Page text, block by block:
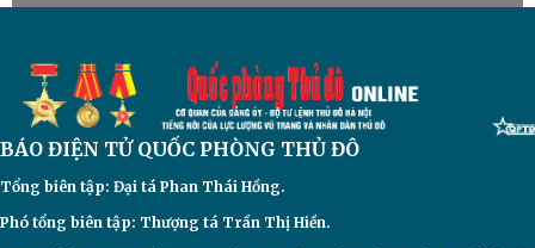
BÁO ĐIỆN TỬQUỐC PHÒNG THỦ ĐÔ
Tổng biên tập: Đại tá Phan Thái Hồng.
Phó tổng biên tập: Thượng tá Trần Thị Hiền.